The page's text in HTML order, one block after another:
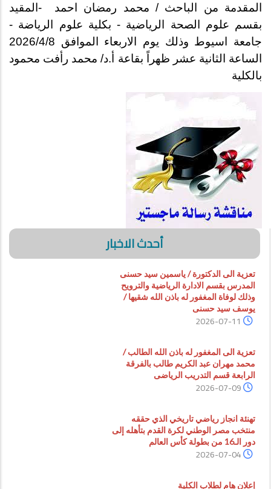
المقدمة من الباحث / محمد رمضان احمد - المقيد
بقسم علوم الصحة الرياضية - بكلية علوم الرياضة -
جامعة اسيوط وذلك يوم الاربعاء الموافق 2026/4/8
الساعة الثانية عشر ظهراً بقاعة أ.د/ محمد رأفت محمود
بالكلية
أحدث الاخبار
تعزية الى الدكتورة / ياسمين سيد حسنى
المدرس بقسم الادارة الرياضية والترويح
وذلك لوفاة المغفور له باذن الله شقيها /
يوسف سيد حسنى
2026-07-11
تعزية الى المغفور له باذن الله الطالب /
محمد مهران عبد الكريم طالب بالفرقة
الرابعة قسم التدريب الرياضى
2026-07-09
تهنئة انجاز رياضي تاريخي الذي حققه
منتخب مصر الوطني لكرة القدم بتأهله إلى
دور الـ16 من بطولة كأس العالم
2026-07-04
إعلان هام لطلاب الكلية